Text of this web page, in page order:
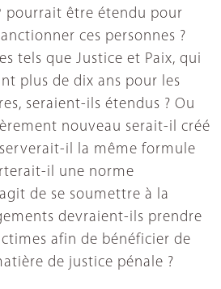
pourrait être étendu pour
ces personnes ?
tels que Justice et Paix, qui
plus de dix ans pour les
seraient-ils étendus ? Ou
nouveau serait-il créé
il la même formule
il une norme
de se soumettre à la
devraient-ils prendre
afin de bénéficier de
de justice pénale ?